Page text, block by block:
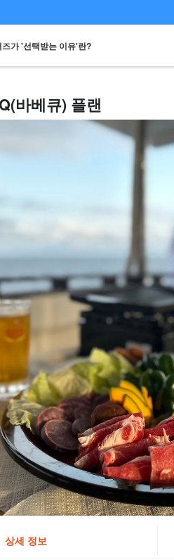
가 '선택받는 이유'란?
프리미엄
바베큐) 플랜
상세 정보